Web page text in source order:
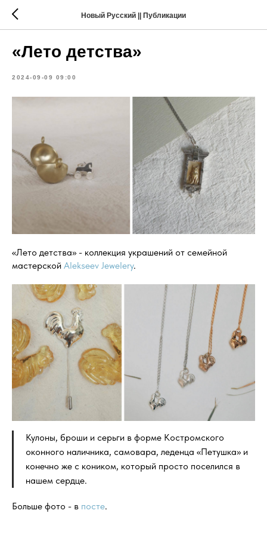
Новый Русский || Публикации
«Лето детства»
2024-09-09 09:00
«Лето детства» - коллекция украшений от семейной
мастерской Alekseev Jewelery.
Кулоны, броши и серьги в форме Костромского
оконного наличника, самовара, леденца «Петушка» и
конечно же с коником, который просто поселился в
нашем сердце.
Больше фото - в посте.